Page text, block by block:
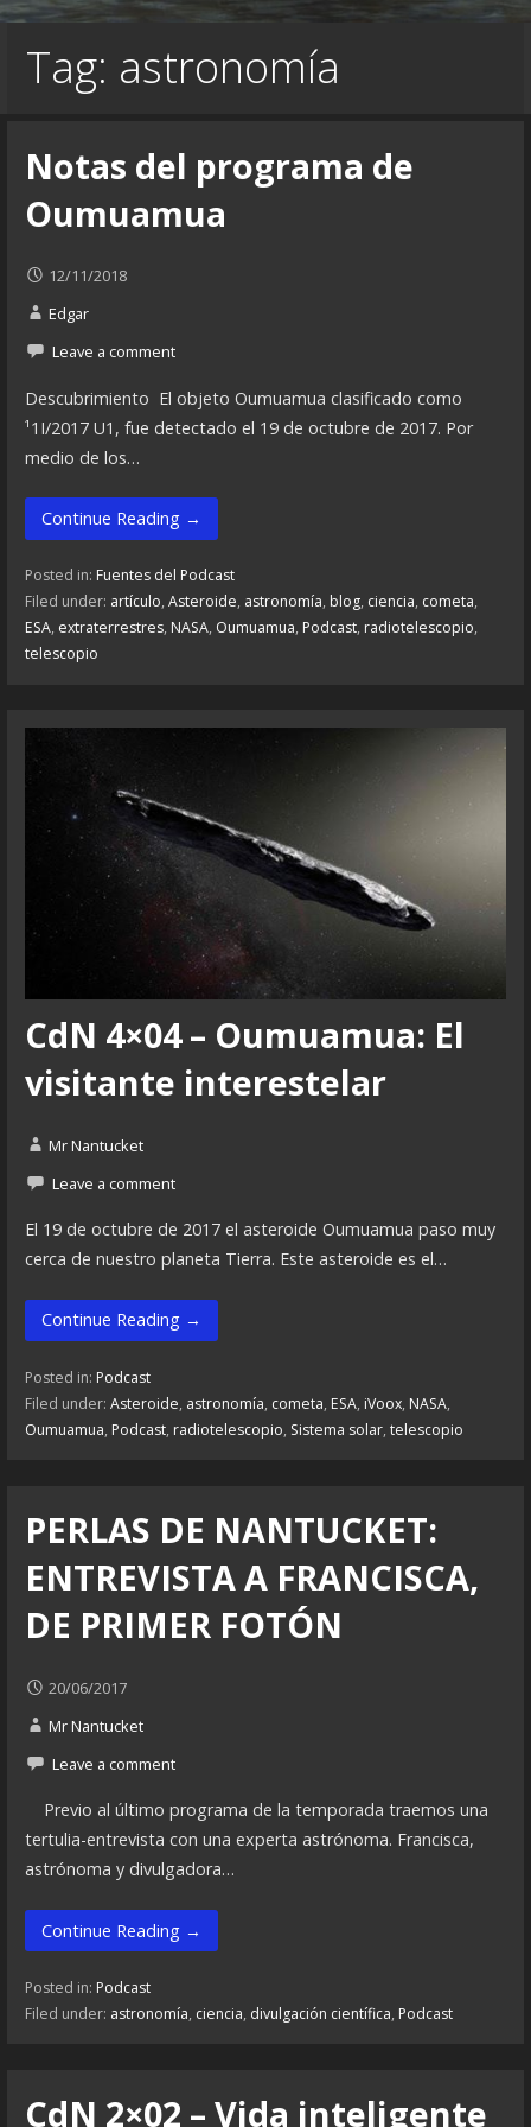
Tag: astronomía
Notas del programa de
Oumuamua
12/11/2018
Edgar
Leave a comment
Descubrimiento El objeto Oumuamua clasificado como
¹1I/2017 U1, fue detectado el 19 de octubre de 2017. Por
medio de los…
Continue Reading →
Posted in: Fuentes del Podcast
Filed under: artículo, Asteroide, astronomía, blog, ciencia, cometa,
ESA, extraterrestres, NASA, Oumuamua, Podcast, radiotelescopio,
telescopio
CdN 4×04 – Oumuamua: El
visitante interestelar
Mr Nantucket
Leave a comment
El 19 de octubre de 2017 el asteroide Oumuamua paso muy
cerca de nuestro planeta Tierra. Este asteroide es el…
Continue Reading →
Posted in: Podcast
Filed under: Asteroide, astronomía, cometa, ESA, iVoox, NASA,
Oumuamua, Podcast, radiotelescopio, Sistema solar, telescopio
PERLAS DE NANTUCKET:
ENTREVISTA A FRANCISCA,
DE PRIMER FOTÓN
20/06/2017
Mr Nantucket
Leave a comment
Previo al último programa de la temporada traemos una
tertulia-entrevista con una experta astrónoma. Francisca,
astrónoma y divulgadora…
Continue Reading →
Posted in: Podcast
Filed under: astronomía, ciencia, divulgación científica, Podcast
CdN 2×02 – Vida inteligente